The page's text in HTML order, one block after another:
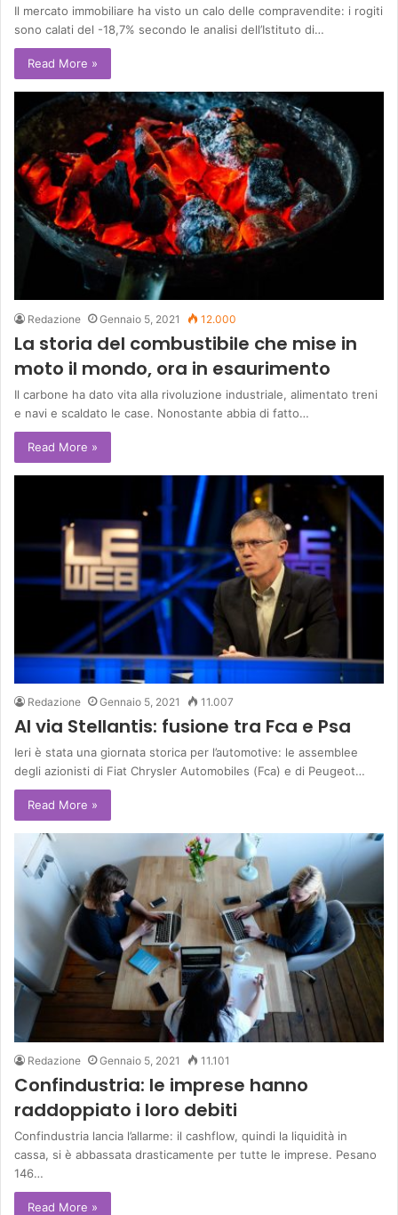
Il mercato immobiliare ha visto un calo delle compravendite: i rogiti
sono calati del -18,7% secondo le analisi dell’Istituto di…
Read More »
Redazione Gennaio 5, 2021 12.000
La storia del combustibile che mise in
moto il mondo, ora in esaurimento
Il carbone ha dato vita alla rivoluzione industriale, alimentato treni
e navi e scaldato le case. Nonostante abbia di fatto…
Read More »
Redazione Gennaio 5, 2021 11.007
Al via Stellantis: fusione tra Fca e Psa
Ieri è stata una giornata storica per l’automotive: le assemblee
degli azionisti di Fiat Chrysler Automobiles (Fca) e di Peugeot…
Read More »
Redazione Gennaio 5, 2021 11.101
Confindustria: le imprese hanno
raddoppiato i loro debiti
Confindustria lancia l’allarme: il cashflow, quindi la liquidità in
cassa, si è abbassata drasticamente per tutte le imprese. Pesano
146…
Read More »